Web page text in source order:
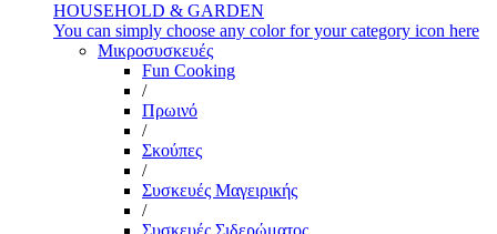
HOUSEHOLD & GARDEN
You can simply choose any color for your category icon here
Μικροσυσκευές
Fun Cooking
/
Πρωινό
/
Σκούπες
/
Συσκευές Μαγειρικής
/
Συσκευές Σιδερώματος